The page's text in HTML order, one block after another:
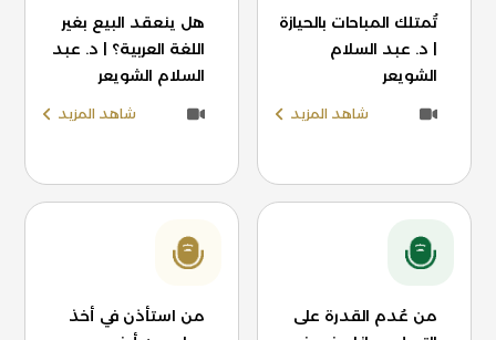
تُمتلك المباحات بالحيازة
| د. عبد السلام
الشويعر
شاهد المزيد
هل ينعقد البيع بغير
اللغة العربية؟ | د. عبد
السلام الشويعر
شاهد المزيد
من عُدم القدرة على
من استأذن في أخذ